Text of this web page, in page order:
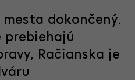
mesta dokončený.
prebiehajú
Račianska je